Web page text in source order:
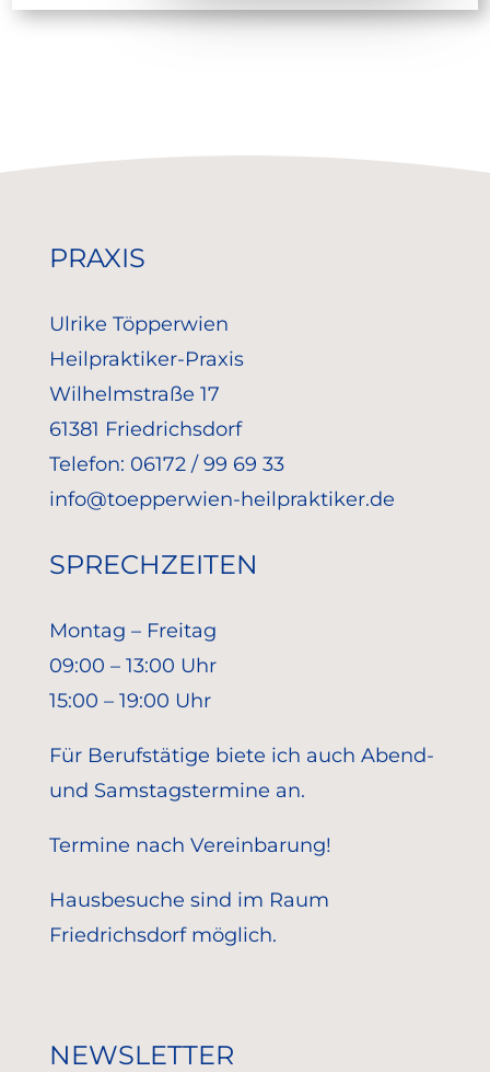
PRAXIS
Ulrike Töpperwien
Heilpraktiker-Praxis
Wilhelmstraße 17
61381 Friedrichsdorf
Telefon: 06172 / 99 69 33
info@toepperwien-heilpraktiker.de
SPRECHZEITEN
Montag – Freitag
09:00 – 13:00 Uhr
15:00 – 19:00 Uhr
Für Berufstätige biete ich auch Abend-
und Samstagstermine an.
Termine nach Vereinbarung!
Hausbesuche sind im Raum
Friedrichsdorf möglich.
NEWSLETTER